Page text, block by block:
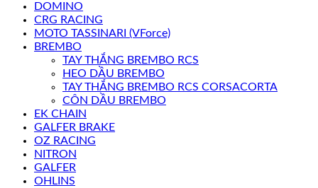
DOMINO
CRG RACING
MOTO TASSINARI (VForce)
BREMBO
TAY THẮNG BREMBO RCS
HEO DẦU BREMBO
TAY THẮNG BREMBO RCS CORSACORTA
CÔN DẦU BREMBO
EK CHAIN
GALFER BRAKE
OZ RACING
NITRON
GALFER
OHLINS